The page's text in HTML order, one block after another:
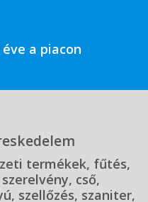
a piacon
termékek, fűtés,
cső,
szellőzés, szaniter,